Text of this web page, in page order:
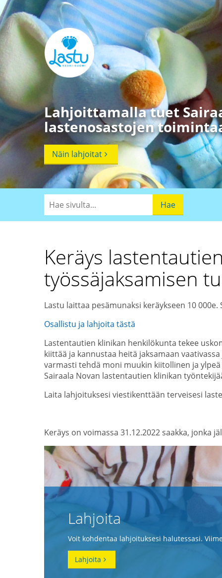
Lahjoittamalla tuet
lastenosastojen
Näin lahjoitat
Keräys
työssäjaksamisen
Lastu laittaa pesämunaksi keräykseen 10
Osallistu ja lahjoita tästä
Lastentautien klinikan henkilökunta tekee
kiittää ja kannustaa heitä jaksamaan
varmasti tehdä moni muukin kiitollinen ja
Sairaala Novan lastentautien klinikan
Laita lahjoituksesi viestikenttään terveisesi
Keräys on voimassa 31.12.2022 saakka, jonka
Lahjoita
Voit kohdentaa lahjoituksesi halutessasi.
Lahjoita